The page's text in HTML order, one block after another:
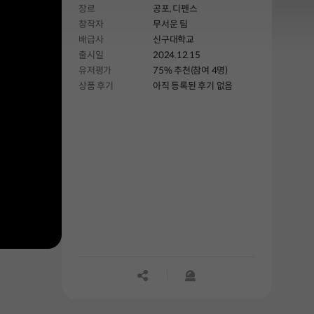
근무를 마칠 수 있을까요?
장르 공포,디펜스
창작자
무서운 팀
배급사
신구대학교
출시일
2024.12.15
유저평가
75% 추천(참여 4명)
상품 후기
아직 등록된 후기 없음
공유하기신고하기